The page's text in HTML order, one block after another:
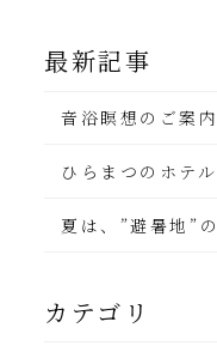
最新記事
音浴瞑想のご案内
ひらまつのホテ
夏は、”避暑地”
カテゴリ